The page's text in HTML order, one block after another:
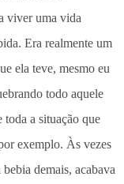
viver uma vida
Era realmente um
ela teve, mesmo eu
todo aquele
toda a situação que
exemplo. Às vezes
demais, acabava